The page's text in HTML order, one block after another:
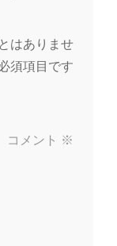
はありませ
須項目です
コメント ※